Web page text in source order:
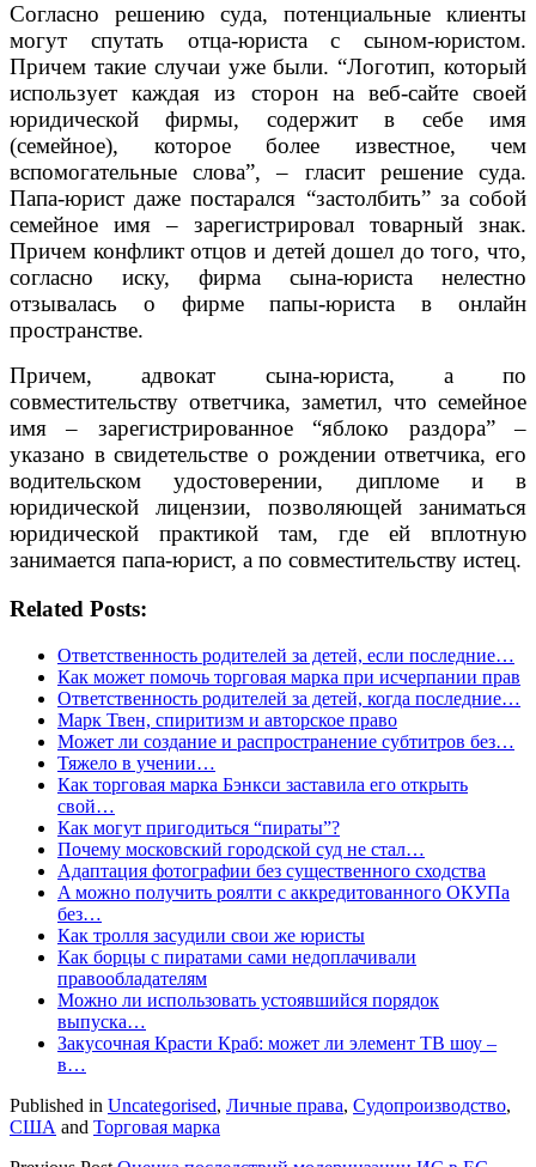
Согласно решению суда, потенциальные клиенты
могут спутать отца-юриста с сыном-юристом.
Причем такие случаи уже были. “Логотип, который
использует каждая из сторон на веб-сайте своей
юридической фирмы, содержит в себе имя
(семейное), которое более известное, чем
вспомогательные слова”, – гласит решение суда.
Папа-юрист даже постарался “застолбить” за собой
семейное имя – зарегистрировал товарный знак.
Причем конфликт отцов и детей дошел до того, что,
согласно иску, фирма сына-юриста нелестно
отзывалась о фирме папы-юриста в онлайн
пространстве.
Причем, адвокат сына-юриста, а по
совместительству ответчика, заметил, что семейное
имя – зарегистрированное “яблоко раздора” –
указано в свидетельстве о рождении ответчика, его
водительском удостоверении, дипломе и в
юридической лицензии, позволяющей заниматься
юридической практикой там, где ей вплотную
занимается папа-юрист, а по совместительству истец.
Related Posts:
Ответственность родителей за детей, если последние…
Как может помочь торговая марка при исчерпании прав
Ответственность родителей за детей, когда последние…
Марк Твен, спиритизм и авторское право
Может ли создание и распространение субтитров без…
Тяжело в учении…
Как торговая марка Бэнкси заставила его открыть
свой…
Как могут пригодиться “пираты”?
Почему московский городской суд не стал…
Адаптация фотографии без существенного сходства
A можно получить роялти с аккредитованного ОКУПа
без…
Как тролля засудили свои же юристы
Как борцы с пиратами сами недоплачивали
правообладателям
Можно ли использовать устоявшийся порядок
выпуска…
Закусочная Красти Краб: может ли элемент ТВ шоу –
в…
Published in Uncategorised, Личные права, Судопроизводство,
США and Торговая марка